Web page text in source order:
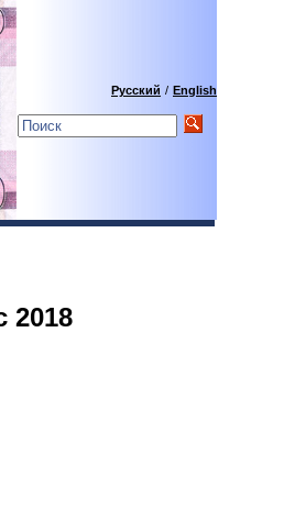
Русский / English
2018